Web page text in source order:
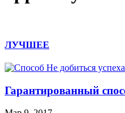
ЛУЧШЕЕ
Гарантированный